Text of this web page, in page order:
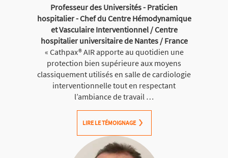
Professeur des Universités - Praticien
hospitalier - Chef du Centre Hémodynamique
et Vasculaire Interventionnel / Centre
hospitalier universitaire de Nantes / France
« Cathpax® AIR apporte au quotidien une
protection bien supérieure aux moyens
classiquement utilisés en salle de cardiologie
interventionnelle tout en respectant
l’ambiance de travail …
LIRE LE TÉMOIGNAGE